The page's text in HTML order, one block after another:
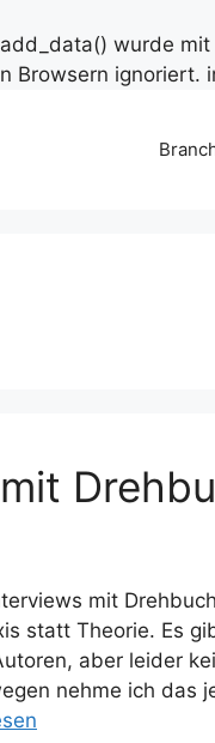
wurde
Browsern ignoriert.
mit
statt Theorie. Es
aber leider
nehme ich das